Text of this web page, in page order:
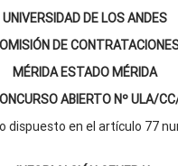
UNIVERSIDAD DE LOS ANDES
DE
MÉRIDA ESTADO MÉRIDA
ABIERTO Nº ULA/
en el artículo 77